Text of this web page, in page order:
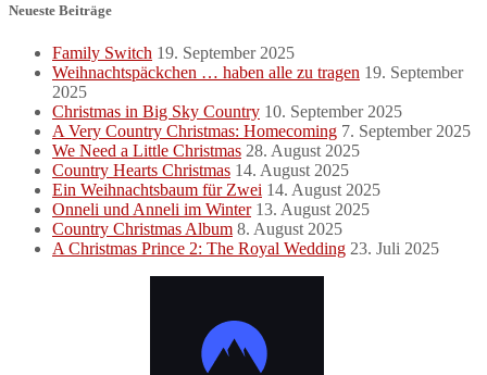
Neueste Beiträge
Family Switch 19. September 2025
Weihnachtspäckchen … haben alle zu tragen 19. September
2025
Christmas in Big Sky Country 10. September 2025
A Very Country Christmas: Homecoming 7. September 2025
We Need a Little Christmas 28. August 2025
Country Hearts Christmas 14. August 2025
Ein Weihnachtsbaum für Zwei 14. August 2025
Onneli und Anneli im Winter 13. August 2025
Country Christmas Album 8. August 2025
A Christmas Prince 2: The Royal Wedding 23. Juli 2025